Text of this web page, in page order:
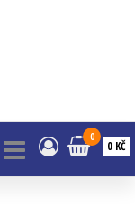
0
0 KČ